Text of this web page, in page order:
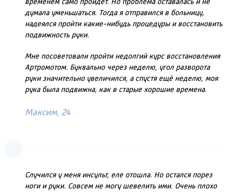
временем само пройдет. Но проблема оставалась и не
думала уменьшаться. Тогда я отправился в больницу,
надеялся пройти какие-нибудь процедуры и восстановить
подвижность руки.
Мне посоветовали пройти недолгий курс восстановления
Артромотом. Буквально через неделю, угол разворота
руки значительно увеличился, а спустя ещё неделю, моя
рука была подвижна, как в старые хорошие времена.
Максим, 24
Случился у меня инсульт, еле отошла. Но остался порез
ноги и руки. Совсем не могу шевелить ими. Очень плохо